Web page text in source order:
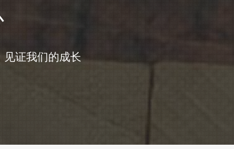
见证我们的成长